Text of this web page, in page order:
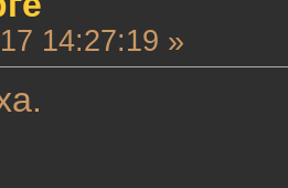
14:27:19 »